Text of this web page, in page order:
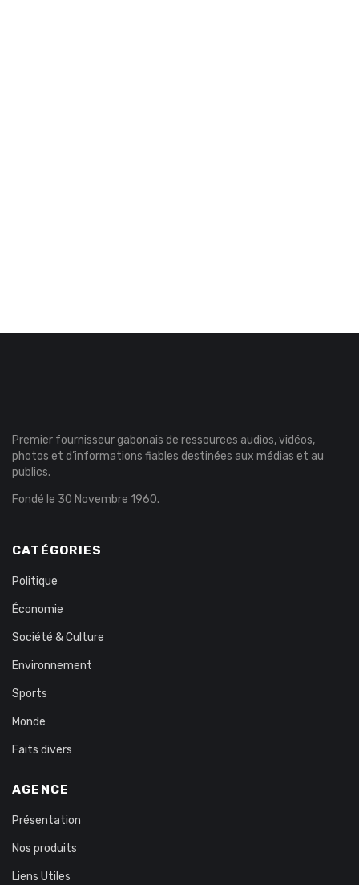
Premier fournisseur gabonais de ressources audios, vidéos,
photos et d’informations fiables destinées aux médias et au
publics.
Fondé le 30 Novembre 1960.
CATÉGORIES
Politique
Économie
Société & Culture
Environnement
Sports
Monde
Faits divers
AGENCE
Présentation
Nos produits
Liens Utiles